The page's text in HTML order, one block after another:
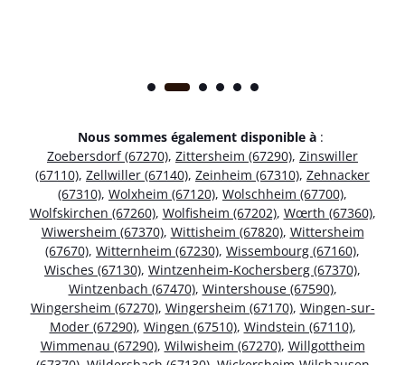
Nous sommes également disponible à :
Zoebersdorf (67270), Zittersheim (67290), Zinswiller
(67110), Zellwiller (67140), Zeinheim (67310), Zehnacker
(67310), Wolxheim (67120), Wolschheim (67700),
Wolfskirchen (67260), Wolfisheim (67202), Wœrth (67360),
Wiwersheim (67370), Wittisheim (67820), Wittersheim
(67670), Witternheim (67230), Wissembourg (67160),
Wisches (67130), Wintzenheim-Kochersberg (67370),
Wintzenbach (67470), Wintershouse (67590),
Wingersheim (67270), Wingersheim (67170), Wingen-sur-
Moder (67290), Wingen (67510), Windstein (67110),
Wimmenau (67290), Wilwisheim (67270), Willgottheim